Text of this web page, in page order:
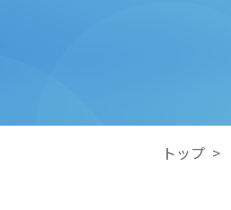
トップ >